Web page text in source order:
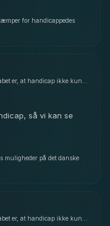
for handicappedes
så vi kan se
muligheder på det danske